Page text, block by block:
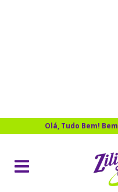
Olá, Tudo Bem!